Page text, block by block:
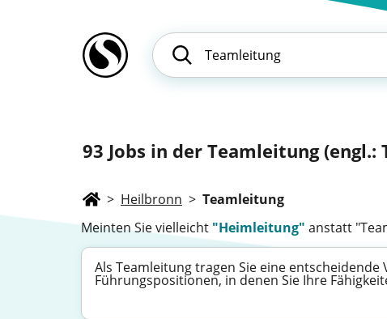
93 Jobs in der Teamleitung (engl.:
> Heilbronn > Teamleitung
Meinten Sie vielleicht "Heimleitung" anstatt
Als Teamleitung tragen Sie eine
Führungspositionen, in denen Sie Ihre